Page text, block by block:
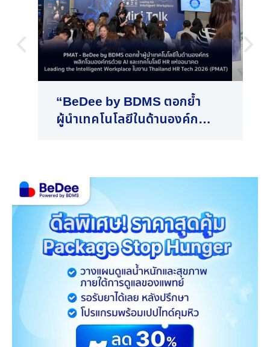
“BeDee by BDMS ตอกย้ำ
ผู้นำเทคโนโลยีในด้านองค์กร
Workplace”